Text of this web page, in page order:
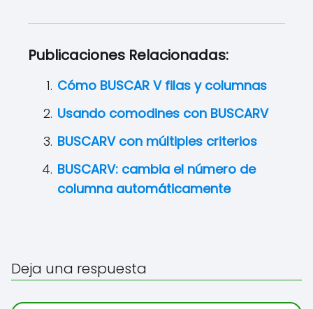
Publicaciones Relacionadas:
Cómo BUSCAR V filas y columnas
Usando comodines con BUSCARV
BUSCARV con múltiples criterios
BUSCARV: cambia el número de
columna automáticamente
Deja una respuesta